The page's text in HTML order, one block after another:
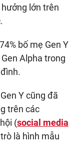
lớn trên
bố mẹ Gen Y
Alpha trong
Y cũng đã
trên các
(social media
là hình mẫu